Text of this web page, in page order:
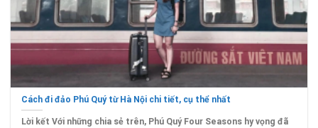
Cách đi đảo Phú Quý từ Hà Nội chi tiết, cụ thể nhất
Lời kết Với những chia sẻ trên, Phú Quý Four Seasons hy vọng đã